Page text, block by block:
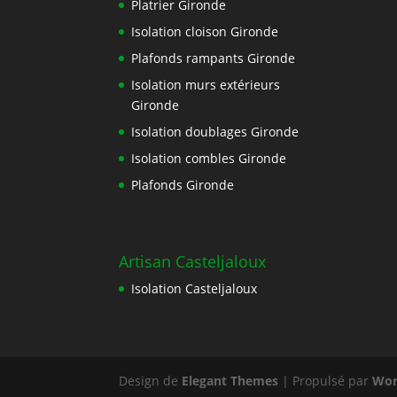
Platrier Gironde
Isolation cloison Gironde
Plafonds rampants Gironde
Isolation murs extérieurs
Gironde
Isolation doublages Gironde
Isolation combles Gironde
Plafonds Gironde
Artisan Casteljaloux
Isolation Casteljaloux
Design de Elegant Themes | Propulsé par